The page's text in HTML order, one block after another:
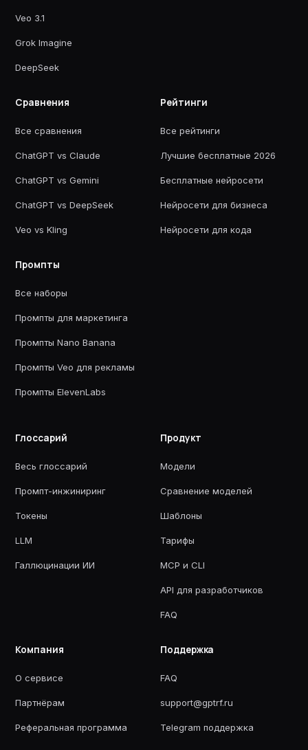
Veo 3.1
Grok Imagine
DeepSeek
Сравнения
Все сравнения
ChatGPT vs Claude
ChatGPT vs Gemini
ChatGPT vs DeepSeek
Veo vs Kling
Рейтинги
Все рейтинги
Лучшие бесплатные 2026
Бесплатные нейросети
Нейросети для бизнеса
Нейросети для кода
Промпты
Все наборы
Промпты для маркетинга
Промпты Nano Banana
Промпты Veo для рекламы
Промпты ElevenLabs
Глоссарий
Весь глоссарий
Промпт-инжиниринг
Токены
LLM
Галлюцинации ИИ
Продукт
Модели
Сравнение моделей
Шаблоны
Тарифы
MCP и CLI
API для разработчиков
FAQ
Компания
О сервисе
Партнёрам
Реферальная программа
Поддержка
FAQ
support@gptrf.ru
Telegram поддержка